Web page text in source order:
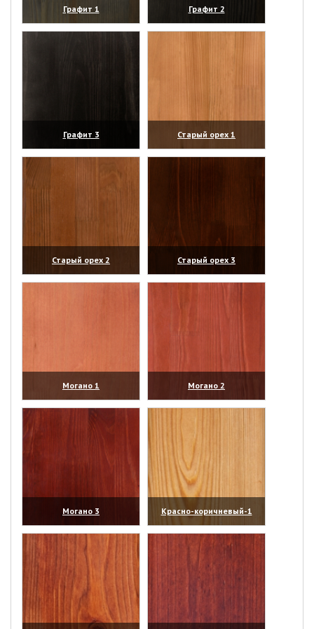
Графит 1
(увеличить)
Графит 2
(увеличить)
Графит 3
(увеличить)
Старый орех 1
(увеличить)
Старый орех 2
(увеличить)
Старый орех 3
(увеличить)
Могано 1
(увеличить)
Могано 2
(увеличить)
Могано 3
(увеличить)
Красно-коричневый-1
(увеличить)